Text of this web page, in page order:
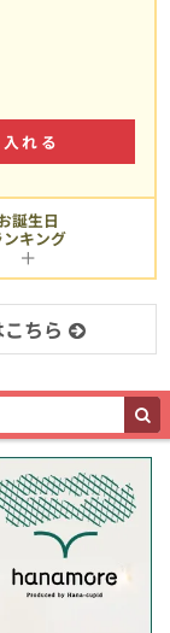
れる
誕生日
ンキング
ちら